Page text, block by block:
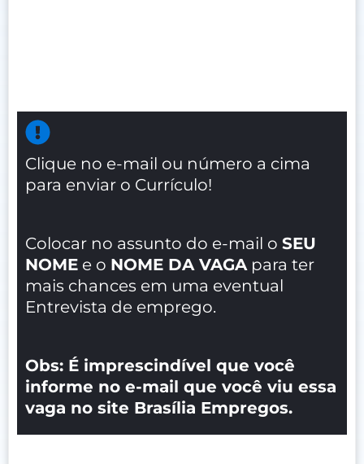
Clique no e-mail ou número a cima
para enviar o Currículo!
Colocar no assunto do e-mail o SEU
NOME e o NOME DA VAGA para ter
mais chances em uma eventual
Entrevista de emprego.
Obs: É imprescindível que você
informe no e-mail que você viu essa
vaga no site Brasília Empregos.